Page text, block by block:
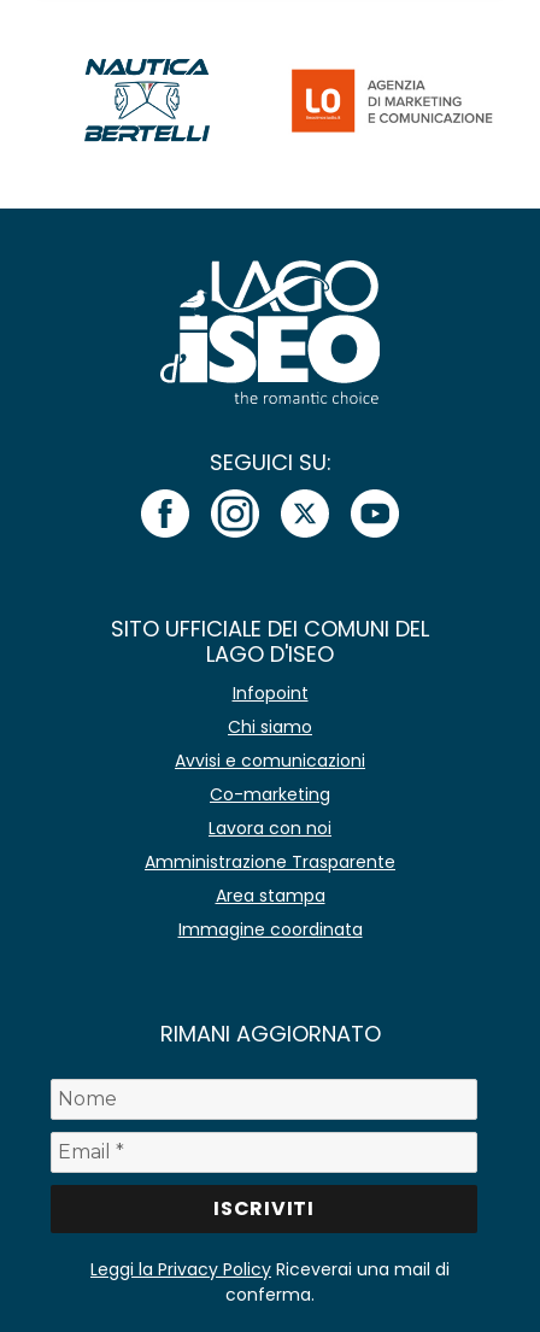
SEGUICI SU:
SITO UFFICIALE DEI COMUNI DEL
LAGO D'ISEO
Infopoint
Chi siamo
Avvisi e comunicazioni
Co-marketing
Lavora con noi
Amministrazione Trasparente
Area stampa
Immagine coordinata
RIMANI AGGIORNATO
Leggi la Privacy Policy Riceverai una mail di
conferma.